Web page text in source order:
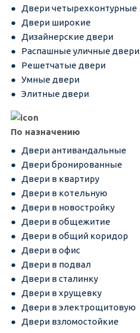
Двери четырехконтурные
Двери широкие
Дизайнерские двери
Распашные уличные двери
Решетчатые двери
Умные двери
Элитные двери
По назначению
Двери антивандальные
Двери бронированные
Двери в квартиру
Двери в котельную
Двери в новостройку
Двери в общежитие
Двери в общий коридор
Двери в офис
Двери в подвал
Двери в сталинку
Двери в хрущевку
Двери в электрощитовую
Двери взломостойкие